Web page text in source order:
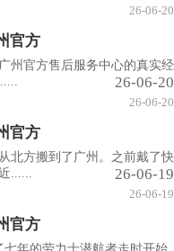
26-06-20
官方
州官方售后服务中心的真实经
26-06-20
26-06-20
官方
北方搬到了广州。之前戴了快
......
26-06-19
26-06-19
官方